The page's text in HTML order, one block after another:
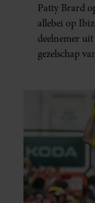
Patty Brard
allebei op
deelnemer uit
gezelschap